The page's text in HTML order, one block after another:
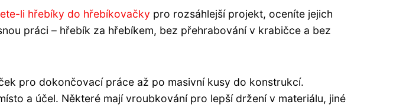
li hřebíky do hřebíkovačky pro rozsáhlejší projekt, oceníte jejich
práci – hřebík za hřebíkem, bez přehrabování v krabičce a bez
pro dokončovací práce až po masivní kusy do konstrukcí.
a účel. Některé mají vroubkování pro lepší držení v materiálu, jiné